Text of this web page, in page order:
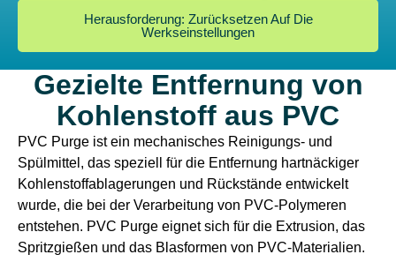
Herausforderung: Zurücksetzen Auf Die
Werkseinstellungen
Gezielte Entfernung von
Kohlenstoff aus PVC
PVC Purge ist ein mechanisches Reinigungs- und
Spülmittel, das speziell für die Entfernung hartnäckiger
Kohlenstoffablagerungen und Rückstände entwickelt
wurde, die bei der Verarbeitung von PVC-Polymeren
entstehen. PVC Purge eignet sich für die Extrusion, das
Spritzgießen und das Blasformen von PVC-Materialien.